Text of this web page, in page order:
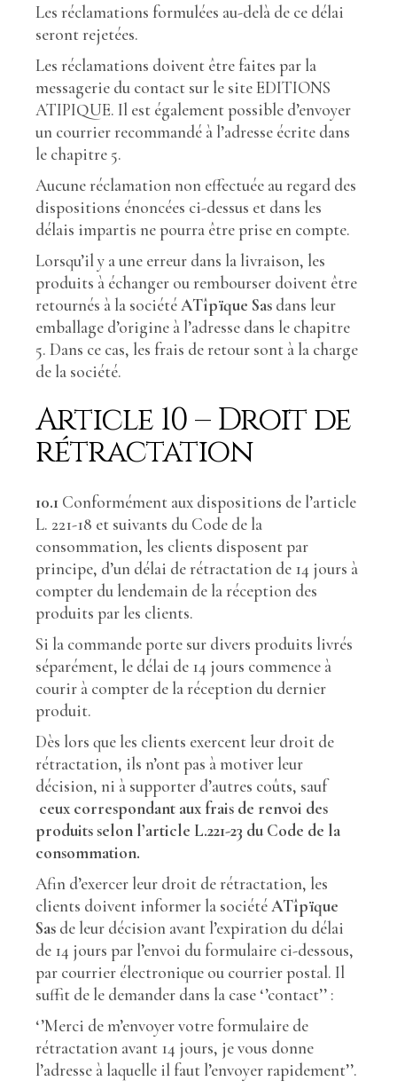
Les réclamations formulées au-delà de ce délai
seront rejetées.
Les réclamations doivent être faites par la
messagerie du contact sur le site EDITIONS
ATIPIQUE. Il est également possible d’envoyer
un courrier recommandé à l’adresse écrite dans
le chapitre 5.
Aucune réclamation non effectuée au regard des
dispositions énoncées ci-dessus et dans les
délais impartis ne pourra être prise en compte.
Lorsqu’il y a une erreur dans la livraison, les
produits à échanger ou rembourser doivent être
retournés à la société ATîpïque Sas dans leur
emballage d’origine à l’adresse dans le chapitre
5. Dans ce cas, les frais de retour sont à la charge
de la société.
Article 10 – Droit de
rétractation
10.1 Conformément aux dispositions de l’article
L. 221-18 et suivants du Code de la
consommation, les clients disposent par
principe, d’un délai de rétractation de 14 jours à
compter du lendemain de la réception des
produits par les clients.
Si la commande porte sur divers produits livrés
séparément, le délai de 14 jours commence à
courir à compter de la réception du dernier
produit.
Dès lors que les clients exercent leur droit de
rétractation, ils n’ont pas à motiver leur
décision, ni à supporter d’autres coûts, sauf
ceux correspondant aux frais de renvoi des
produits selon l’article L.221-23 du Code de la
consommation.
Afin d’exercer leur droit de rétractation, les
clients doivent informer la société ATîpïque
Sas de leur décision avant l’expiration du délai
de 14 jours par l’envoi du formulaire ci-dessous,
par courrier électronique ou courrier postal. Il
suffit de le demander dans la case ‘’contact’’ :
‘’Merci de m’envoyer votre formulaire de
rétractation avant 14 jours, je vous donne
l’adresse à laquelle il faut l’envoyer rapidement’’.